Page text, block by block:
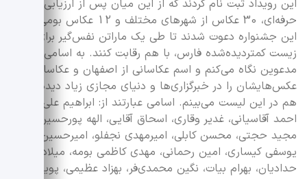
این رویداد ثبت نام کردند که از این میان پس از ارزیابی سوابق
حرفه‌ای، 30 عکاس از شهرهای مختلف و 12 عکاس بومی به
این جشنواره دعوت شدند تا طی یک ماراتن نفس‌گیر برای ثبت
زیست کمتردیده‌شده فارس، با هم رقابت کنند. به اسامی
مدعوین نگاه می‌کنم و اسم عکاسانی از اصفهان و عکاسانی که
عکس‌هایشان را در خبرگزاری‌ها و دنیای مجازی زیاد دیده‌ایم را
هم در این لیست می‌بینم. اسامی عبارتند از: ابراهیم علی‌پور،
احمد آقاسیانی، غدیر وقاری، اسحاق آقایی، الهه پورحسین،
مجید حجتی، محسن کابلی، امیر‌مهدی نجفلو، امیرحسین
یوسفی کیساری، امین رحمانی، مهدی کاظمی بومه، میلاد
حدادیان، بهرام بیات، نگین محمدی‌فر، بهزاد عظیمی، پویا بیات،